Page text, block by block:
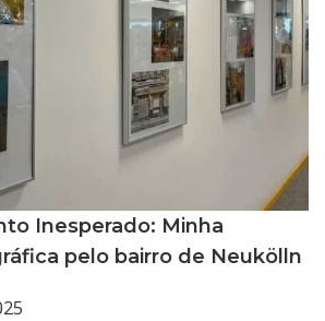
Inesperado: Minha
pelo bairro de Neukölln